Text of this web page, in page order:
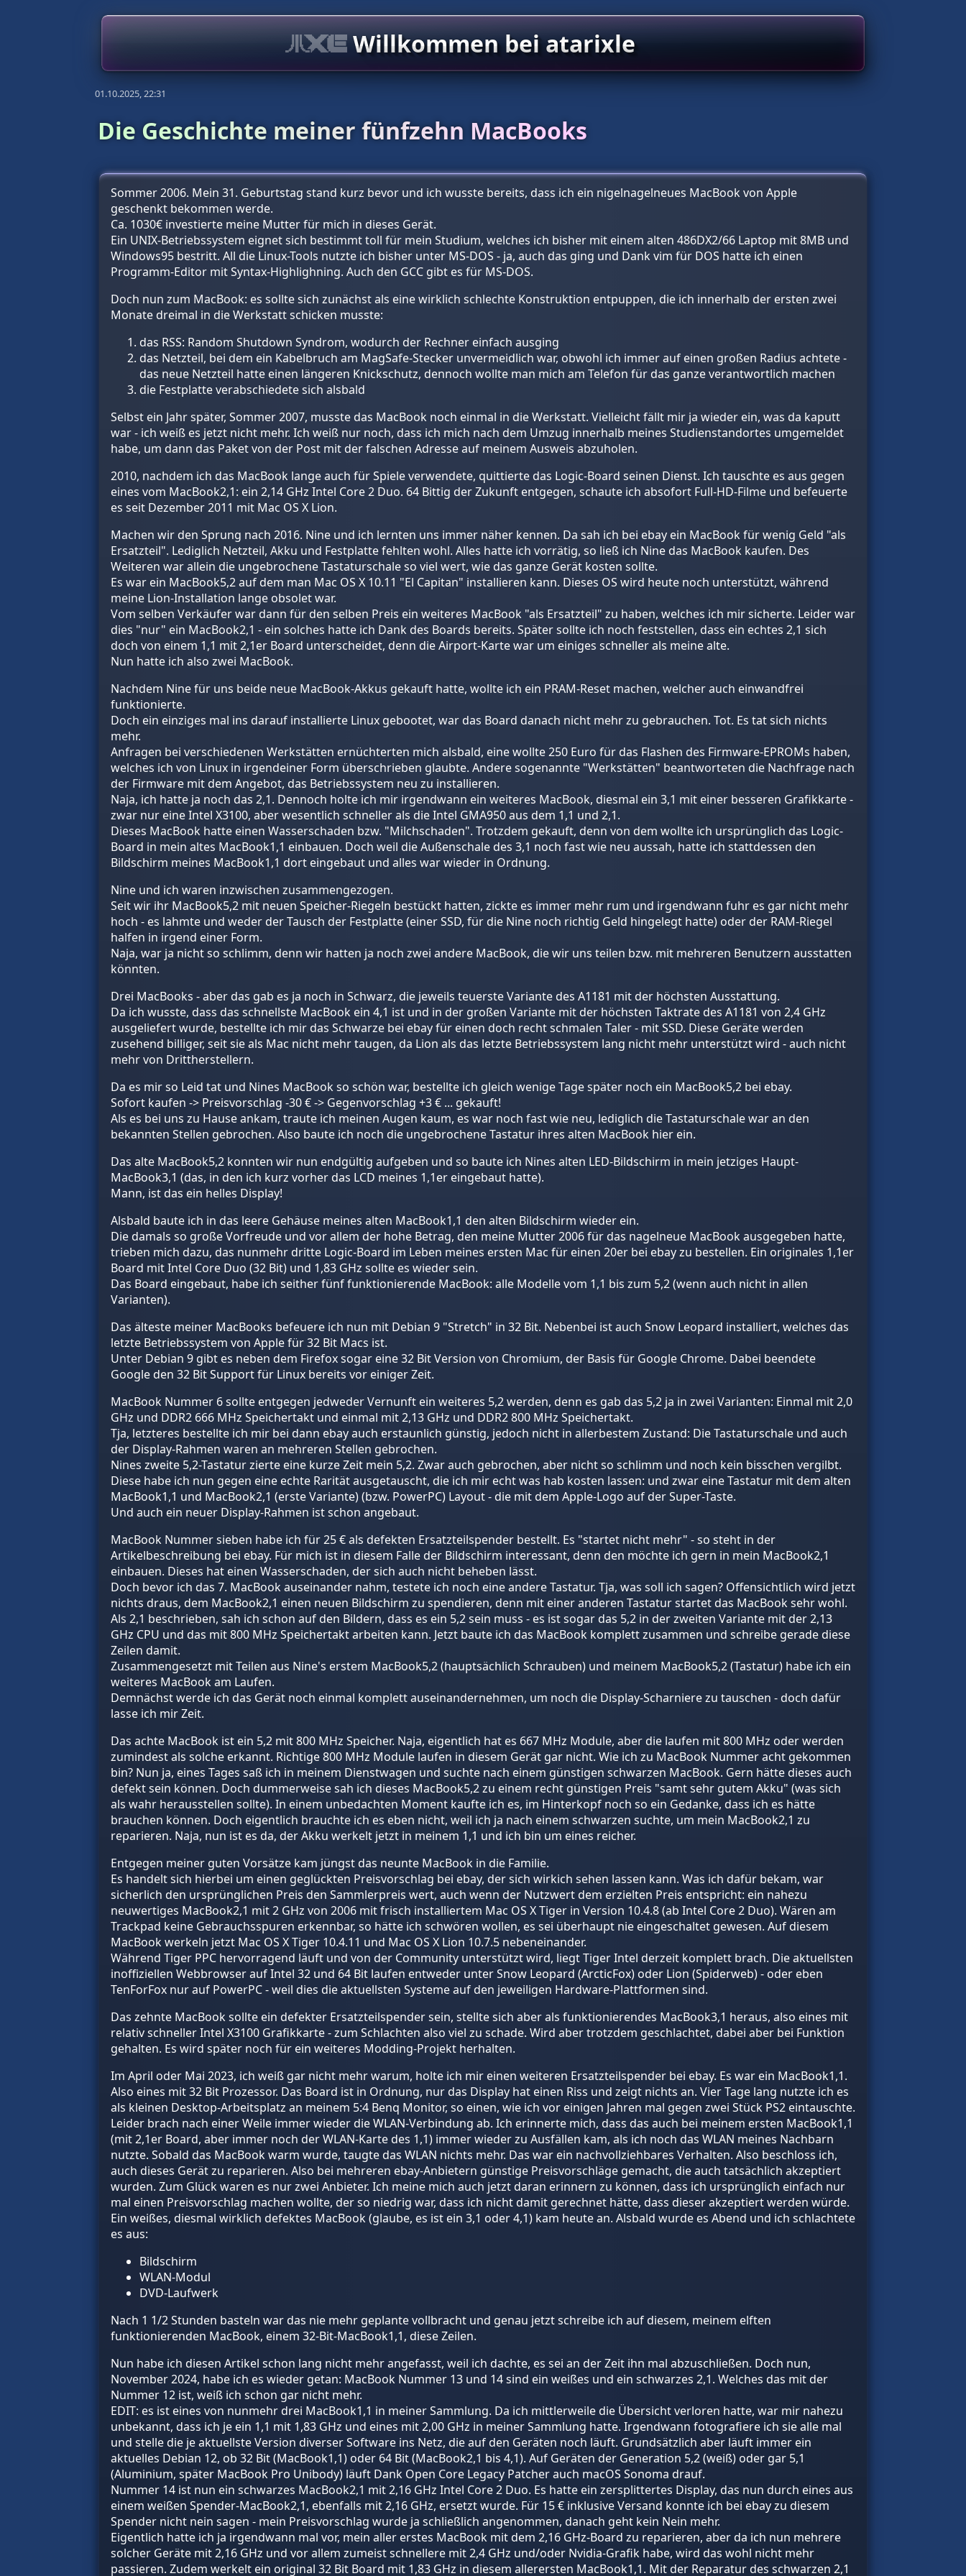
Willkommen bei atarixle
01.10.2025, 22:31
Die Geschichte meiner fünfzehn MacBooks
Sommer 2006. Mein 31. Geburtstag stand kurz bevor und ich wusste bereits, dass ich ein nigelnagelneues MacBook von Apple
geschenkt bekommen werde.
Ca. 1030€ investierte meine Mutter für mich in dieses Gerät.
Ein UNIX-Betriebssystem eignet sich bestimmt toll für mein Studium, welches ich bisher mit einem alten 486DX2/66 Laptop mit 8MB und
Windows95 bestritt. All die Linux-Tools nutzte ich bisher unter MS-DOS - ja, auch das ging und Dank vim für DOS hatte ich einen
Programm-Editor mit Syntax-Highlighning. Auch den GCC gibt es für MS-DOS.
Doch nun zum MacBook: es sollte sich zunächst als eine wirklich schlechte Konstruktion entpuppen, die ich innerhalb der ersten zwei
Monate dreimal in die Werkstatt schicken musste:
das RSS: Random Shutdown Syndrom, wodurch der Rechner einfach ausging
das Netzteil, bei dem ein Kabelbruch am MagSafe-Stecker unvermeidlich war, obwohl ich immer auf einen großen Radius achtete -
das neue Netzteil hatte einen längeren Knickschutz, dennoch wollte man mich am Telefon für das ganze verantwortlich machen
die Festplatte verabschiedete sich alsbald
Selbst ein Jahr später, Sommer 2007, musste das MacBook noch einmal in die Werkstatt. Vielleicht fällt mir ja wieder ein, was da kaputt
war - ich weiß es jetzt nicht mehr. Ich weiß nur noch, dass ich mich nach dem Umzug innerhalb meines Studienstandortes umgemeldet
habe, um dann das Paket von der Post mit der falschen Adresse auf meinem Ausweis abzuholen.
2010, nachdem ich das MacBook lange auch für Spiele verwendete, quittierte das Logic-Board seinen Dienst. Ich tauschte es aus gegen
eines vom MacBook2,1: ein 2,14 GHz Intel Core 2 Duo. 64 Bittig der Zukunft entgegen, schaute ich absofort Full-HD-Filme und befeuerte
es seit Dezember 2011 mit Mac OS X Lion.
Machen wir den Sprung nach 2016. Nine und ich lernten uns immer näher kennen. Da sah ich bei ebay ein MacBook für wenig Geld "als
Ersatzteil". Lediglich Netzteil, Akku und Festplatte fehlten wohl. Alles hatte ich vorrätig, so ließ ich Nine das MacBook kaufen. Des
Weiteren war allein die ungebrochene Tastaturschale so viel wert, wie das ganze Gerät kosten sollte.
Es war ein MacBook5,2 auf dem man Mac OS X 10.11 "El Capitan" installieren kann. Dieses OS wird heute noch unterstützt, während
meine Lion-Installation lange obsolet war.
Vom selben Verkäufer war dann für den selben Preis ein weiteres MacBook "als Ersatzteil" zu haben, welches ich mir sicherte. Leider war
dies "nur" ein MacBook2,1 - ein solches hatte ich Dank des Boards bereits. Später sollte ich noch feststellen, dass ein echtes 2,1 sich
doch von einem 1,1 mit 2,1er Board unterscheidet, denn die Airport-Karte war um einiges schneller als meine alte.
Nun hatte ich also zwei MacBook.
Nachdem Nine für uns beide neue MacBook-Akkus gekauft hatte, wollte ich ein PRAM-Reset machen, welcher auch einwandfrei
funktionierte.
Doch ein einziges mal ins darauf installierte Linux gebootet, war das Board danach nicht mehr zu gebrauchen. Tot. Es tat sich nichts
mehr.
Anfragen bei verschiedenen Werkstätten ernüchterten mich alsbald, eine wollte 250 Euro für das Flashen des Firmware-EPROMs haben,
welches ich von Linux in irgendeiner Form überschrieben glaubte. Andere sogenannte "Werkstätten" beantworteten die Nachfrage nach
der Firmware mit dem Angebot, das Betriebssystem neu zu installieren.
Naja, ich hatte ja noch das 2,1. Dennoch holte ich mir irgendwann ein weiteres MacBook, diesmal ein 3,1 mit einer besseren Grafikkarte -
zwar nur eine Intel X3100, aber wesentlich schneller als die Intel GMA950 aus dem 1,1 und 2,1.
Dieses MacBook hatte einen Wasserschaden bzw. "Milchschaden". Trotzdem gekauft, denn von dem wollte ich ursprünglich das Logic-
Board in mein altes MacBook1,1 einbauen. Doch weil die Außenschale des 3,1 noch fast wie neu aussah, hatte ich stattdessen den
Bildschirm meines MacBook1,1 dort eingebaut und alles war wieder in Ordnung.
Nine und ich waren inzwischen zusammengezogen.
Seit wir ihr MacBook5,2 mit neuen Speicher-Riegeln bestückt hatten, zickte es immer mehr rum und irgendwann fuhr es gar nicht mehr
hoch - es lahmte und weder der Tausch der Festplatte (einer SSD, für die Nine noch richtig Geld hingelegt hatte) oder der RAM-Riegel
halfen in irgend einer Form.
Naja, war ja nicht so schlimm, denn wir hatten ja noch zwei andere MacBook, die wir uns teilen bzw. mit mehreren Benutzern ausstatten
könnten.
Drei MacBooks - aber das gab es ja noch in Schwarz, die jeweils teuerste Variante des A1181 mit der höchsten Ausstattung.
Da ich wusste, dass das schnellste MacBook ein 4,1 ist und in der großen Variante mit der höchsten Taktrate des A1181 von 2,4 GHz
ausgeliefert wurde, bestellte ich mir das Schwarze bei ebay für einen doch recht schmalen Taler - mit SSD. Diese Geräte werden
zusehend billiger, seit sie als Mac nicht mehr taugen, da Lion als das letzte Betriebssystem lang nicht mehr unterstützt wird - auch nicht
mehr von Drittherstellern.
Da es mir so Leid tat und Nines MacBook so schön war, bestellte ich gleich wenige Tage später noch ein MacBook5,2 bei ebay.
Sofort kaufen -> Preisvorschlag -30 € -> Gegenvorschlag +3 € ... gekauft!
Als es bei uns zu Hause ankam, traute ich meinen Augen kaum, es war noch fast wie neu, lediglich die Tastaturschale war an den
bekannten Stellen gebrochen. Also baute ich noch die ungebrochene Tastatur ihres alten MacBook hier ein.
Das alte MacBook5,2 konnten wir nun endgültig aufgeben und so baute ich Nines alten LED-Bildschirm in mein jetziges Haupt-
MacBook3,1 (das, in den ich kurz vorher das LCD meines 1,1er eingebaut hatte).
Mann, ist das ein helles Display!
Alsbald baute ich in das leere Gehäuse meines alten MacBook1,1 den alten Bildschirm wieder ein.
Die damals so große Vorfreude und vor allem der hohe Betrag, den meine Mutter 2006 für das nagelneue MacBook ausgegeben hatte,
trieben mich dazu, das nunmehr dritte Logic-Board im Leben meines ersten Mac für einen 20er bei ebay zu bestellen. Ein originales 1,1er
Board mit Intel Core Duo (32 Bit) und 1,83 GHz sollte es wieder sein.
Das Board eingebaut, habe ich seither fünf funktionierende MacBook: alle Modelle vom 1,1 bis zum 5,2 (wenn auch nicht in allen
Varianten).
Das älteste meiner MacBooks befeuere ich nun mit Debian 9 "Stretch" in 32 Bit. Nebenbei ist auch Snow Leopard installiert, welches das
letzte Betriebssystem von Apple für 32 Bit Macs ist.
Unter Debian 9 gibt es neben dem Firefox sogar eine 32 Bit Version von Chromium, der Basis für Google Chrome. Dabei beendete
Google den 32 Bit Support für Linux bereits vor einiger Zeit.
MacBook Nummer 6 sollte entgegen jedweder Vernunft ein weiteres 5,2 werden, denn es gab das 5,2 ja in zwei Varianten: Einmal mit 2,0
GHz und DDR2 666 MHz Speichertakt und einmal mit 2,13 GHz und DDR2 800 MHz Speichertakt.
Tja, letzteres bestellte ich mir bei dann ebay auch erstaunlich günstig, jedoch nicht in allerbestem Zustand: Die Tastaturschale und auch
der Display-Rahmen waren an mehreren Stellen gebrochen.
Nines zweite 5,2-Tastatur zierte eine kurze Zeit mein 5,2. Zwar auch gebrochen, aber nicht so schlimm und noch kein bisschen vergilbt.
Diese habe ich nun gegen eine echte Rarität ausgetauscht, die ich mir echt was hab kosten lassen: und zwar eine Tastatur mit dem alten
MacBook1,1 und MacBook2,1 (erste Variante) (bzw. PowerPC) Layout - die mit dem Apple-Logo auf der Super-Taste.
Und auch ein neuer Display-Rahmen ist schon angebaut.
MacBook Nummer sieben habe ich für 25 € als defekten Ersatzteilspender bestellt. Es "startet nicht mehr" - so steht in der
Artikelbeschreibung bei ebay. Für mich ist in diesem Falle der Bildschirm interessant, denn den möchte ich gern in mein MacBook2,1
einbauen. Dieses hat einen Wasserschaden, der sich auch nicht beheben lässt.
Doch bevor ich das 7. MacBook auseinander nahm, testete ich noch eine andere Tastatur. Tja, was soll ich sagen? Offensichtlich wird jetzt
nichts draus, dem MacBook2,1 einen neuen Bildschirm zu spendieren, denn mit einer anderen Tastatur startet das MacBook sehr wohl.
Als 2,1 beschrieben, sah ich schon auf den Bildern, dass es ein 5,2 sein muss - es ist sogar das 5,2 in der zweiten Variante mit der 2,13
GHz CPU und das mit 800 MHz Speichertakt arbeiten kann. Jetzt baute ich das MacBook komplett zusammen und schreibe gerade diese
Zeilen damit.
Zusammengesetzt mit Teilen aus Nine's erstem MacBook5,2 (hauptsächlich Schrauben) und meinem MacBook5,2 (Tastatur) habe ich ein
weiteres MacBook am Laufen.
Demnächst werde ich das Gerät noch einmal komplett auseinandernehmen, um noch die Display-Scharniere zu tauschen - doch dafür
lasse ich mir Zeit.
Das achte MacBook ist ein 5,2 mit 800 MHz Speicher. Naja, eigentlich hat es 667 MHz Module, aber die laufen mit 800 MHz oder werden
zumindest als solche erkannt. Richtige 800 MHz Module laufen in diesem Gerät gar nicht. Wie ich zu MacBook Nummer acht gekommen
bin? Nun ja, eines Tages saß ich in meinem Dienstwagen und suchte nach einem günstigen schwarzen MacBook. Gern hätte dieses auch
defekt sein können. Doch dummerweise sah ich dieses MacBook5,2 zu einem recht günstigen Preis "samt sehr gutem Akku" (was sich
als wahr herausstellen sollte). In einem unbedachten Moment kaufte ich es, im Hinterkopf noch so ein Gedanke, dass ich es hätte
brauchen können. Doch eigentlich brauchte ich es eben nicht, weil ich ja nach einem schwarzen suchte, um mein MacBook2,1 zu
reparieren. Naja, nun ist es da, der Akku werkelt jetzt in meinem 1,1 und ich bin um eines reicher.
Entgegen meiner guten Vorsätze kam jüngst das neunte MacBook in die Familie.
Es handelt sich hierbei um einen geglückten Preisvorschlag bei ebay, der sich wirkich sehen lassen kann. Was ich dafür bekam, war
sicherlich den ursprünglichen Preis den Sammlerpreis wert, auch wenn der Nutzwert dem erzielten Preis entspricht: ein nahezu
neuwertiges MacBook2,1 mit 2 GHz von 2006 mit frisch installiertem Mac OS X Tiger in Version 10.4.8 (ab Intel Core 2 Duo). Wären am
Trackpad keine Gebrauchsspuren erkennbar, so hätte ich schwören wollen, es sei überhaupt nie eingeschaltet gewesen. Auf diesem
MacBook werkeln jetzt Mac OS X Tiger 10.4.11 und Mac OS X Lion 10.7.5 nebeneinander.
Während Tiger PPC hervorragend läuft und von der Community unterstützt wird, liegt Tiger Intel derzeit komplett brach. Die aktuellsten
inoffiziellen Webbrowser auf Intel 32 und 64 Bit laufen entweder unter Snow Leopard (ArcticFox) oder Lion (Spiderweb) - oder eben
TenForFox nur auf PowerPC - weil dies die aktuellsten Systeme auf den jeweiligen Hardware-Plattformen sind.
Das zehnte MacBook sollte ein defekter Ersatzteilspender sein, stellte sich aber als funktionierendes MacBook3,1 heraus, also eines mit
relativ schneller Intel X3100 Grafikkarte - zum Schlachten also viel zu schade. Wird aber trotzdem geschlachtet, dabei aber bei Funktion
gehalten. Es wird später noch für ein weiteres Modding-Projekt herhalten.
Im April oder Mai 2023, ich weiß gar nicht mehr warum, holte ich mir einen weiteren Ersatzteilspender bei ebay. Es war ein MacBook1,1.
Also eines mit 32 Bit Prozessor. Das Board ist in Ordnung, nur das Display hat einen Riss und zeigt nichts an. Vier Tage lang nutzte ich es
als kleinen Desktop-Arbeitsplatz an meinem 5:4 Benq Monitor, so einen, wie ich vor einigen Jahren mal gegen zwei Stück PS2 eintauschte.
Leider brach nach einer Weile immer wieder die WLAN-Verbindung ab. Ich erinnerte mich, dass das auch bei meinem ersten MacBook1,1
(mit 2,1er Board, aber immer noch der WLAN-Karte des 1,1) immer wieder zu Ausfällen kam, als ich noch das WLAN meines Nachbarn
nutzte. Sobald das MacBook warm wurde, taugte das WLAN nichts mehr. Das war ein nachvollziehbares Verhalten. Also beschloss ich,
auch dieses Gerät zu reparieren. Also bei mehreren ebay-Anbietern günstige Preisvorschläge gemacht, die auch tatsächlich akzeptiert
wurden. Zum Glück waren es nur zwei Anbieter. Ich meine mich auch jetzt daran erinnern zu können, dass ich ursprünglich einfach nur
mal einen Preisvorschlag machen wollte, der so niedrig war, dass ich nicht damit gerechnet hätte, dass dieser akzeptiert werden würde.
Ein weißes, diesmal wirklich defektes MacBook (glaube, es ist ein 3,1 oder 4,1) kam heute an. Alsbald wurde es Abend und ich schlachtete
es aus:
Bildschirm
WLAN-Modul
DVD-Laufwerk
Nach 1 1/2 Stunden basteln war das nie mehr geplante vollbracht und genau jetzt schreibe ich auf diesem, meinem elften
funktionierenden MacBook, einem 32-Bit-MacBook1,1, diese Zeilen.
Nun habe ich diesen Artikel schon lang nicht mehr angefasst, weil ich dachte, es sei an der Zeit ihn mal abzuschließen. Doch nun,
November 2024, habe ich es wieder getan: MacBook Nummer 13 und 14 sind ein weißes und ein schwarzes 2,1. Welches das mit der
Nummer 12 ist, weiß ich schon gar nicht mehr.
EDIT: es ist eines von nunmehr drei MacBook1,1 in meiner Sammlung. Da ich mittlerweile die Übersicht verloren hatte, war mir nahezu
unbekannt, dass ich je ein 1,1 mit 1,83 GHz und eines mit 2,00 GHz in meiner Sammlung hatte. Irgendwann fotografiere ich sie alle mal
und stelle die je aktuellste Version diverser Software ins Netz, die auf den Geräten noch läuft. Grundsätzlich aber läuft immer ein
aktuelles Debian 12, ob 32 Bit (MacBook1,1) oder 64 Bit (MacBook2,1 bis 4,1). Auf Geräten der Generation 5,2 (weiß) oder gar 5,1
(Aluminium, später MacBook Pro Unibody) läuft Dank Open Core Legacy Patcher auch macOS Sonoma drauf.
Nummer 14 ist nun ein schwarzes MacBook2,1 mit 2,16 GHz Intel Core 2 Duo. Es hatte ein zersplittertes Display, das nun durch eines aus
einem weißen Spender-MacBook2,1, ebenfalls mit 2,16 GHz, ersetzt wurde. Für 15 € inklusive Versand konnte ich bei ebay zu diesem
Spender nicht nein sagen - mein Preisvorschlag wurde ja schließlich angenommen, danach geht kein Nein mehr.
Eigentlich hatte ich ja irgendwann mal vor, mein aller erstes MacBook mit dem 2,16 GHz-Board zu reparieren, aber da ich nun mehrere
solcher Geräte mit 2,16 GHz und vor allem zumeist schnellere mit 2,4 GHz und/oder Nvidia-Grafik habe, wird das wohl nicht mehr
passieren. Zudem werkelt ein original 32 Bit Board mit 1,83 GHz in diesem allerersten MacBook1,1. Mit der Reparatur des schwarzen 2,1